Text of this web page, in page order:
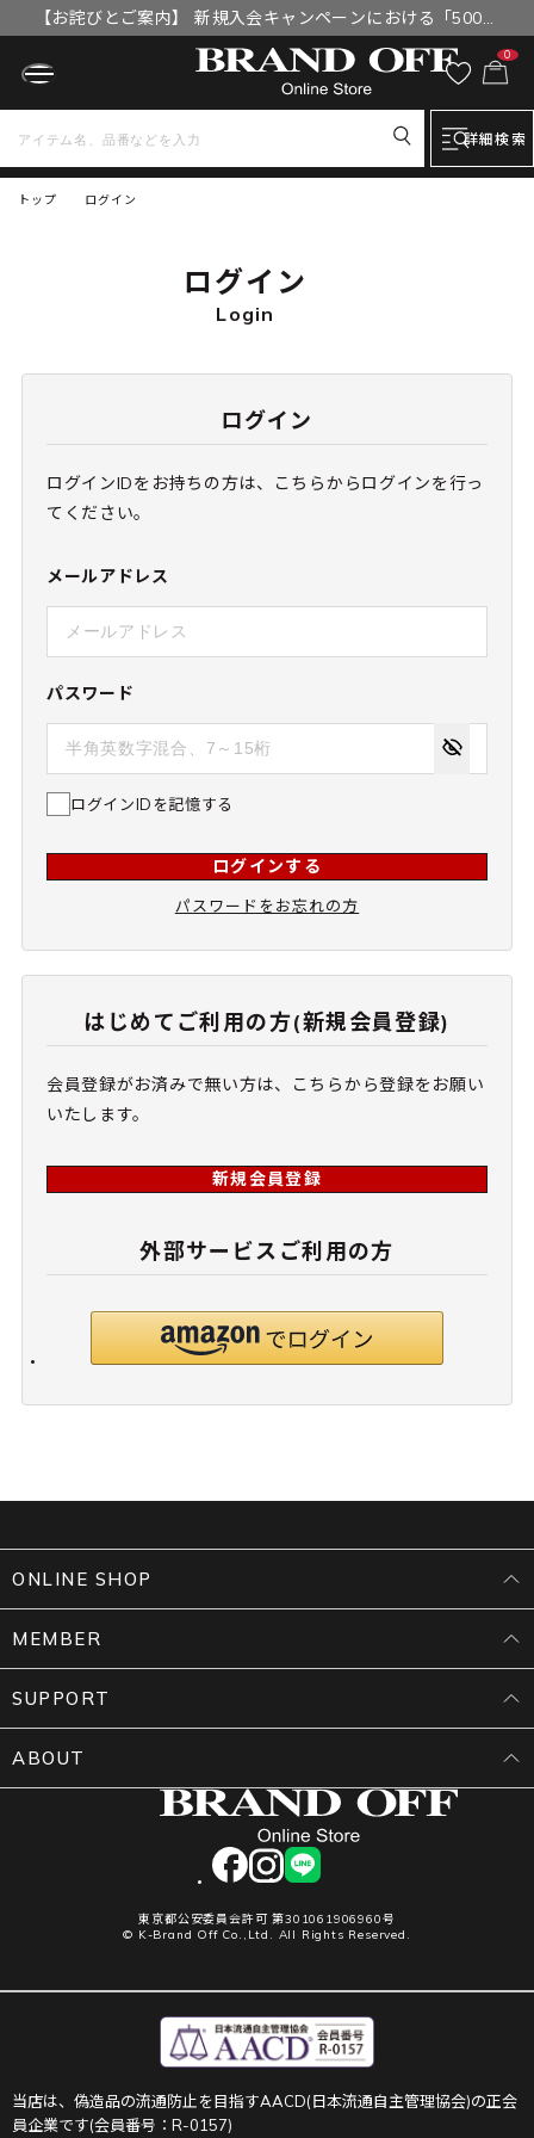
【お詫びとご案内】 新規入会キャンペーンにおける「500円
OFFクーポン」付与漏れと補填について
0
詳細検索
トップ ログイン
ログイン
Login
ログイン
ログインIDをお持ちの方は、こちらからログインを行っ
てください。
メールアドレス
パスワード
ログインIDを記憶する
ログインする
パスワードをお忘れの方
はじめてご利用の方(新規会員登録)
会員登録がお済みで無い方は、こちらから登録をお願い
いたします。
新規会員登録
外部サービスご利用の方
facebookinstagram
LINE
東京都公安委員会許可 第301061906960号
© K-Brand Off Co.,Ltd. All Rights Reserved.
ONLINE SHOP
MEMBER
SUPPORT
ABOUT
当店は、偽造品の流通防止を目指すAACD(日本流通自主管理協会)の正会
員企業です(会員番号：R-0157)